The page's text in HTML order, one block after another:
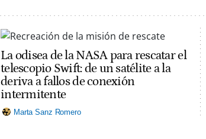
La odisea de la NASA para rescatar el
telescopio Swift: de un satélite a la
deriva a fallos de conexión
intermitente
Marta Sanz Romero